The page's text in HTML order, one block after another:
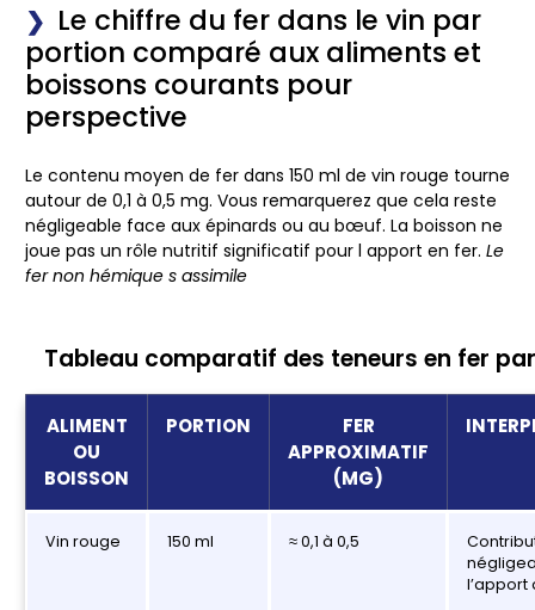
Le chiffre du fer dans le vin par
portion comparé aux aliments et
boissons courants pour
perspective
Le contenu moyen de fer dans 150 ml de vin rouge tourne
autour de 0,1 à 0,5 mg. Vous remarquerez que cela reste
négligeable face aux épinards ou au bœuf. La boisson ne
joue pas un rôle nutritif significatif pour l apport en fer. Le
fer non hémique s assimile
Tableau comparatif des teneurs en fer
ALIMENT
OU
BOISSON
PORTION
FER
APPROXIMATIF
(MG)
Vin rouge 150 ml ≈ 0,1 à 0,5
l’apport